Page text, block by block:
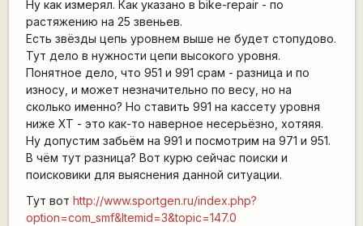
Ну как измерял. Как указано в bike-repair - по
растяжению на 25 звеньев.
Есть звёзды цепь уровнем выше не будет стопудово.
Тут дело в нужности цепи высокого уровня.
Понятное дело, что 951 и 991 срам - разница и по
износу, и может незначительно по весу, но на
сколько именно? Но ставить 991 на кассету уровня
ниже XT - это как-то наверное несерьёзно, хотяяя.
Ну допустим забьём на 991 и посмотрим на 971 и 951.
В чём тут разница? Вот курю сейчас поиски и
поисковики для выяснения данной ситуации.
Тут вот http://www.sportgen.ru/index.php?
option=com_smf&Itemid=3&topic=147.0